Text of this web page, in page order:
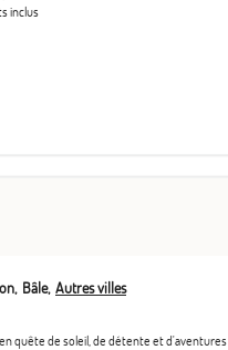
inclus
Bâle Autres villes
quête de soleil, de détente et d'aventures